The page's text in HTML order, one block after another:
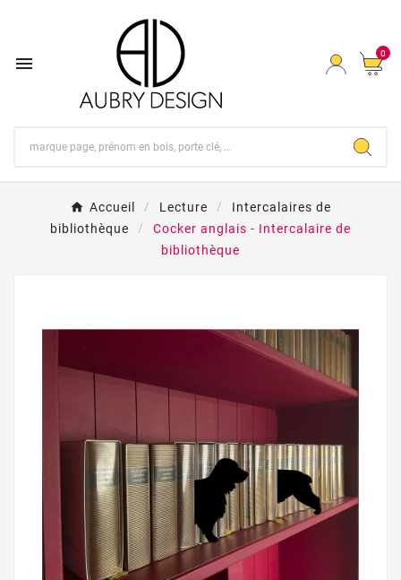
 0
Accueil Lecture
Intercalaires de
bibliothèque
Cocker anglais - Intercalaire de
bibliothèque